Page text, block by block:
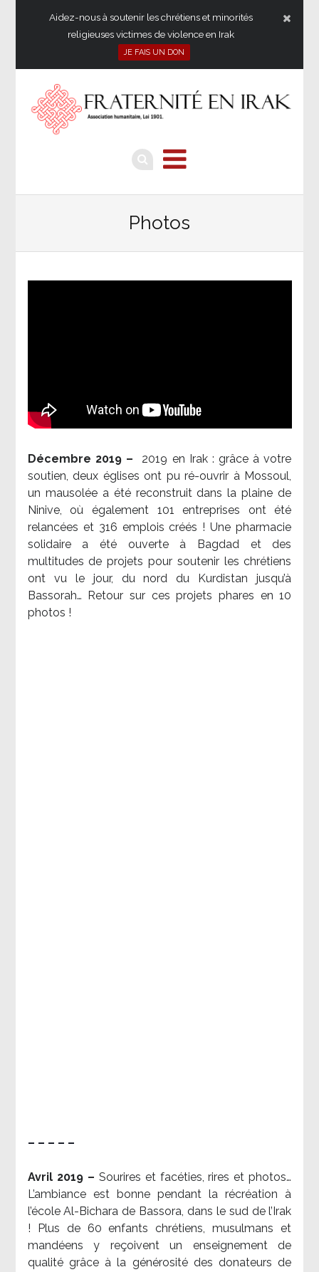
Aidez-nous à soutenir les chrétiens et minorités
religieuses victimes de violence en Irak
JE FAIS UN DON
Photos
Décembre 2019 – 2019 en Irak : grâce à votre
soutien, deux églises ont pu ré-ouvrir à Mossoul,
un mausolée a été reconstruit dans la plaine de
Ninive, où également 101 entreprises ont été
relancées et 316 emplois créés ! Une pharmacie
solidaire a été ouverte à Bagdad et des
multitudes de projets pour soutenir les chrétiens
ont vu le jour, du nord du Kurdistan jusqu’à
Bassorah… Retour sur ces projets phares en 10
photos !
– – – – –
Avril 2019 – Sourires et facéties, rires et photos…
L’ambiance est bonne pendant la récréation à
l’école Al-Bichara de Bassora, dans le sud de l’Irak
! Plus de 60 enfants chrétiens, musulmans et
mandéens y reçoivent un enseignement de
qualité grâce à la générosité des donateurs de